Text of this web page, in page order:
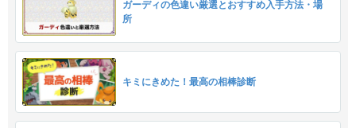
ガーディの色違い厳選とおすすめ入手方法・場
所
キミにきめた！最高の相棒診断